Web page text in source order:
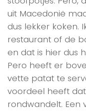
uit Macedonië
dus lekker koken.
restaurant of de
en dat is hier dus
Pero heeft er
vette patat te
voordeel heeft
rondwandelt. Een